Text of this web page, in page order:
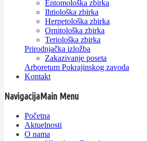
Entomološka zbirka
Ihtiološka zbirka
Herpetološka zbirka
Ornitološka zbirka
Teriološka zbirka
Prirodnjačka izložba
Zakazivanje poseta
Arboretum Pokrajinskog zavoda
Kontakt
NavigacijaMain Menu
Početna
Aktuelnosti
O nama